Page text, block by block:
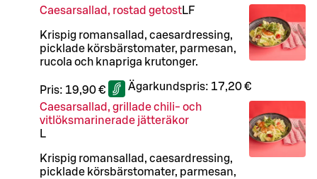
Caesarsallad, rostad getostLF
Krispig romansallad, caesardressing,
picklade körsbärstomater, parmesan,
rucola och knapriga krutonger.
Pris: 19,90 € Ägarkundspris: 17,20 €
Caesarsallad, grillade chili- och
vitlöksmarinerade jätteräkor
L
Krispig romansallad, caesardressing,
picklade körsbärstomater, parmesan,